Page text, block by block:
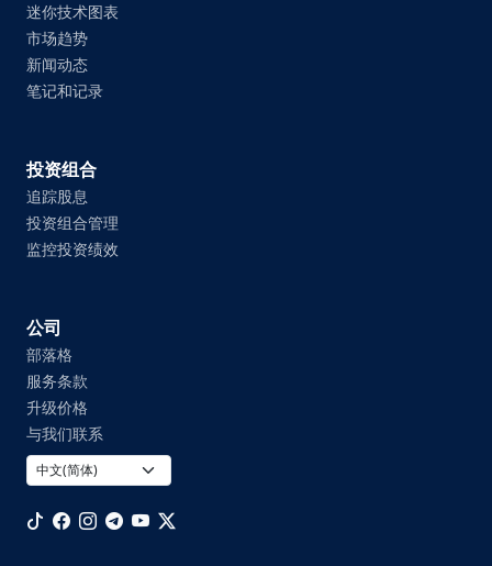
迷你技术图表
市场趋势
新闻动态
笔记和记录
投资组合
追踪股息
投资组合管理
监控投资绩效
公司
部落格
服务条款
升级价格
与我们联系